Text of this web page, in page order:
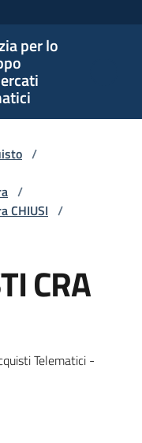
per lo
/
/
CHIUSI /
CRA
Telematici -